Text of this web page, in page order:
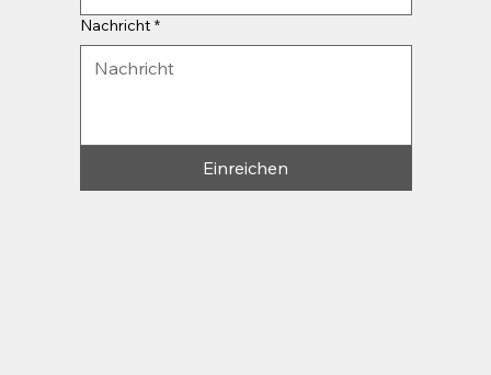
Nachricht *
Einreichen